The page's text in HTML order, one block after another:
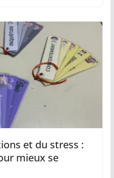
et du stress :
mieux se